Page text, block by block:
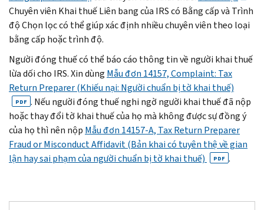
Chuyên viên Khai thuế Liên bang của IRS có Bằng cấp và Trình
độ Chọn lọc có thể giúp xác định nhiều chuyên viên theo loại
bằng cấp hoặc trình độ.
Người đóng thuế có thể báo cáo thông tin về người khai thuế
lừa dối cho IRS. Xin dùng Mẫu đơn 14157,Complaint: Tax
Return Preparer(Khiếu nại: Người chuẩn bị tờ khai thuế)
PDF . Nếu người đóng thuế nghi ngờ người khai thuế đã nộp
hoặc thay đổi tờ khai thuế của họ mà không được sự đồng ý
của họ thì nên nộp Mẫu đơn 14157-A, Tax Return Preparer
Fraud or Misconduct Affidavit(Bản khai có tuyên thệ về gian
lận hay sai phạm của người chuẩn bị tờ khai thuế)
PDF .